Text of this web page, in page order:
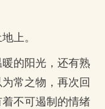
上。
的阳光，还有熟
常之物，再次回
不可遏制的情绪